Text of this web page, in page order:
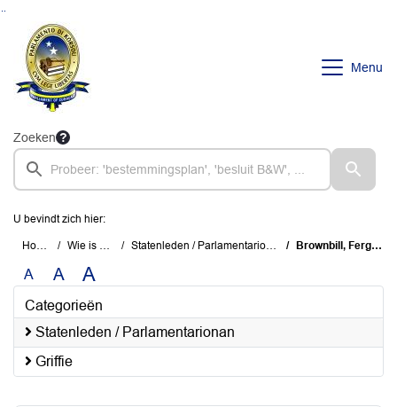
Ga naar de inhoud van deze pagina
Ga naar het zoeken
Ga naar het menu
Menu
Zoeken
U bevindt zich hier:
Home Wie is wie Statenleden / Parlamentarionan Brownbill, Fergino
A A A
Categorieën
Statenleden / Parlamentarionan
Griffie